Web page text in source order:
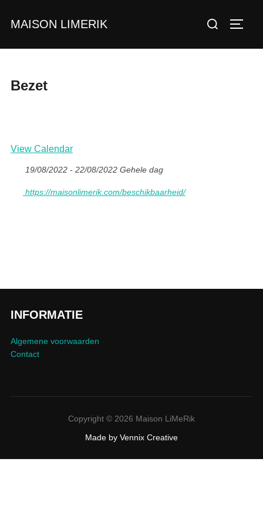
naarMAISON LIMERIK
Zoek
Bezet
View Calendar
19/08/2022 - 22/08/2022 Gehele dag
https://maisonlimerik.com/beschikbaarheid/
INFORMATIE
Algemene voorwaarden
Contact
Copyright © 2026 Maison LiMeRik
Made by Vennix Creative